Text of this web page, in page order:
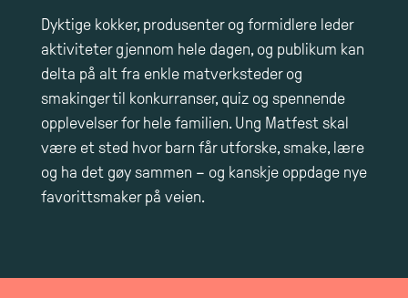
Dyktige kokker, produsenter og formidlere leder
aktiviteter gjennom hele dagen, og publikum kan
delta på alt fra enkle matverksteder og
smakinger til konkurranser, quiz og spennende
opplevelser for hele familien. Ung Matfest skal
være et sted hvor barn får utforske, smake, lære
og ha det gøy sammen – og kanskje oppdage nye
favorittsmaker på veien.